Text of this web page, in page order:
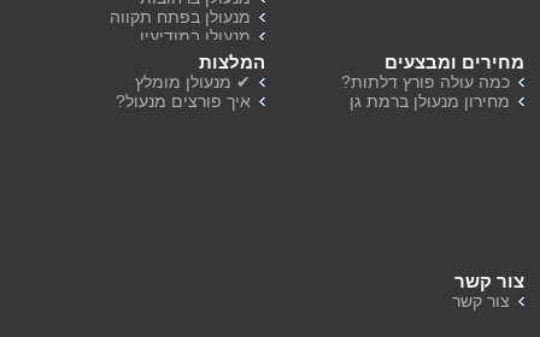
מנעולן בפתח תקווה
מנעולן במודיעין
מנעולן ברמת השרון
מנעולן בהוד השרון
מחירים ומבצעים
כמה עולה פורץ דלתות?
מחירון מנעולן ברמת גן
המלצות
✔ מנעולן מומלץ
איך פורצים מנעול?
צור קשר
צור קשר